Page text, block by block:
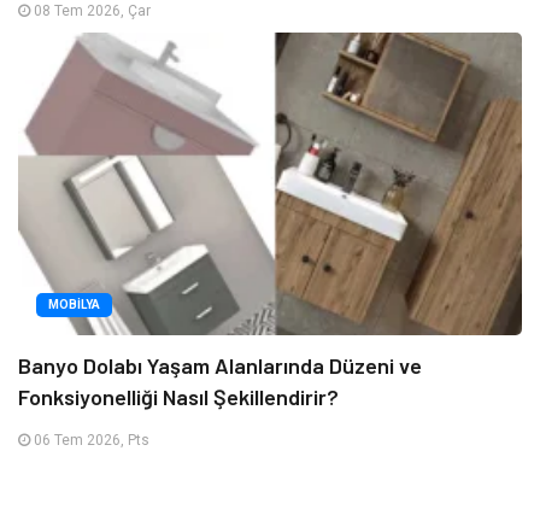
08 Tem 2026, Çar
MOBILYA
Banyo Dolabı Yaşam Alanlarında Düzeni ve
Fonksiyonelliği Nasıl Şekillendirir?
06 Tem 2026, Pts